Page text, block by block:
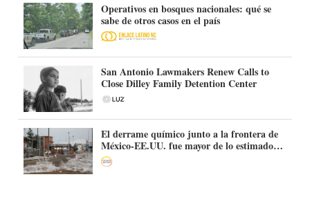
Operativos en bosques nacionales: qué se
sabe de otros casos en el país
San Antonio Lawmakers Renew Calls to
Close Dilley Family Detention Center
El derrame químico junto a la frontera de
México-EE.UU. fue mayor de lo estimado:
más de 70.000 litros